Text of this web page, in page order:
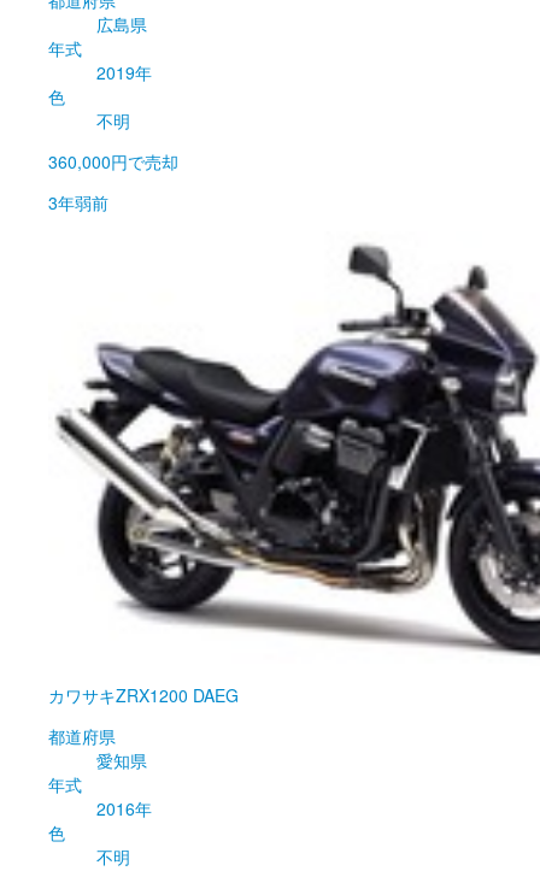
広島県
年式
2019年
色
不明
360,000円で売却
3年弱前
カワサキZRX1200 DAEG
都道府県
愛知県
年式
2016年
色
不明